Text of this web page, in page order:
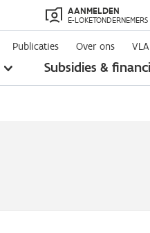
AANMELDEN
E-LOKETONDERNEMERS
Publicaties Over ons
toon
Subsidies &